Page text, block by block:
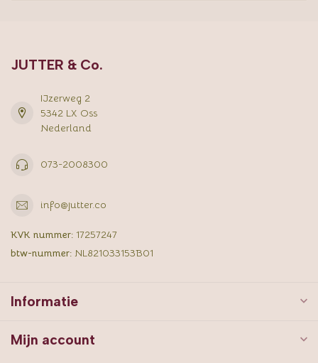
JUTTER & Co.
IJzerweg 2
5342 LX Oss
Nederland
073-2008300
info@jutter.co
KVK nummer: 17257247
btw-nummer: NL821033153B01
Informatie
Mijn account